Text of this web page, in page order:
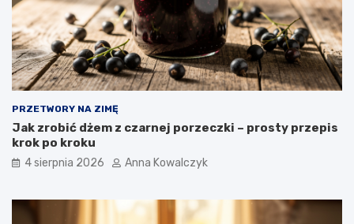
PRZETWORY NA ZIMĘ
Jak zrobić dżem z czarnej porzeczki – prosty przepis
krok po kroku
4 sierpnia 2026 Anna Kowalczyk